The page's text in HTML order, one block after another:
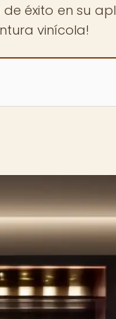
éxito en su
vinícola!